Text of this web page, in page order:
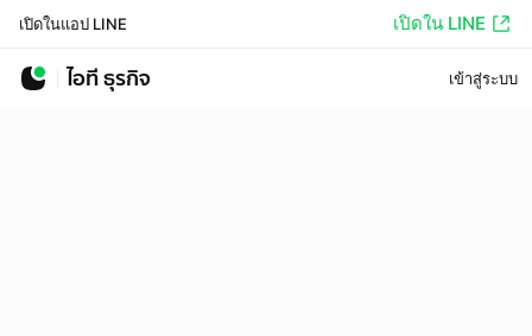
เปิดในแอป LINE เปิดใน LINE
ไอที ธุรกิจ เข้าสู่ระบบ